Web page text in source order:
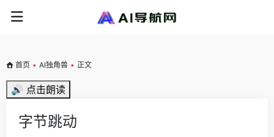
首页 • AI独角兽 • 正文
🔊 点击朗读
字节跳动